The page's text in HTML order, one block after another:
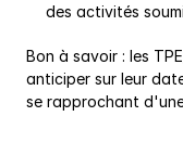
des activités
Bon à savoir : les
anticiper sur leur
se rapprochant